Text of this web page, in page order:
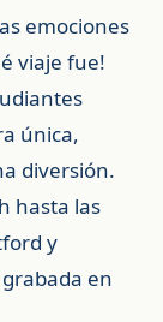
emociones
viaje fue!
única,
diversión.
hasta las
y
en